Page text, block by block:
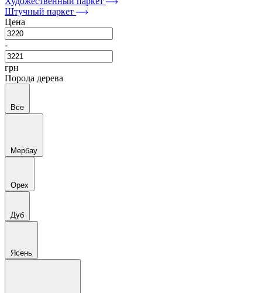
Штучный паркет
Цена
-
грн
Порода дерева
Все
Мербау
Орех
Дуб
Ясень